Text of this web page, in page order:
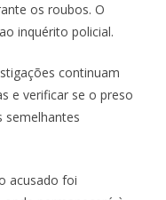
os roubos. O
inquérito policial.
continuam
e verificar se o preso
semelhantes
acusado foi